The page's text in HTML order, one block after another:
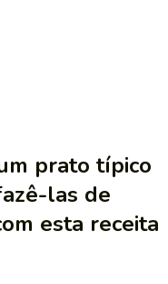
prato típico
las de
esta receita